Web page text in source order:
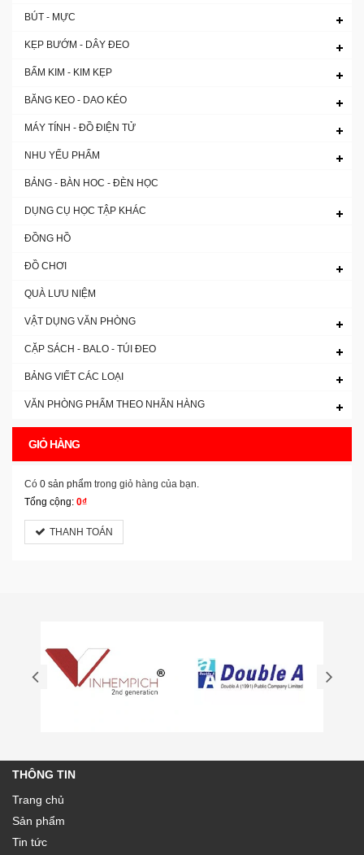
BÚT - MỰC
KẸP BƯỚM - DÂY ĐEO
BẤM KIM - KIM KẸP
BĂNG KEO - DAO KÉO
MÁY TÍNH - ĐỒ ĐIỆN TỬ
NHU YẾU PHẨM
BẢNG - BÀN HOC - ĐÈN HỌC
DỤNG CỤ HỌC TẬP KHÁC
ĐỒNG HỒ
ĐỒ CHƠI
QUÀ LƯU NIỆM
VẬT DỤNG VĂN PHÒNG
CẶP SÁCH - BALO - TÚI ĐEO
BẢNG VIẾT CÁC LOẠI
VĂN PHÒNG PHẨM THEO NHÃN HÀNG
GIỎ HÀNG
Có 0 sản phẩm trong giỏ hàng của bạn.
Tổng cộng: 0₫
THANH TOÁN
THÔNG TIN
Trang chủ
Sản phẩm
Tin tức